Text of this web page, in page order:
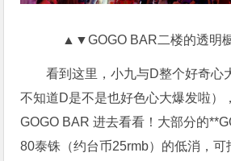
▲▼GOGO BAR二楼的透明
看到这里，小九与D整个好奇心
不知道D是不是也好色心大爆发啦）
GOGO BAR 进去看看！大部分的
80泰铢（约台币25rmb）的低消，可